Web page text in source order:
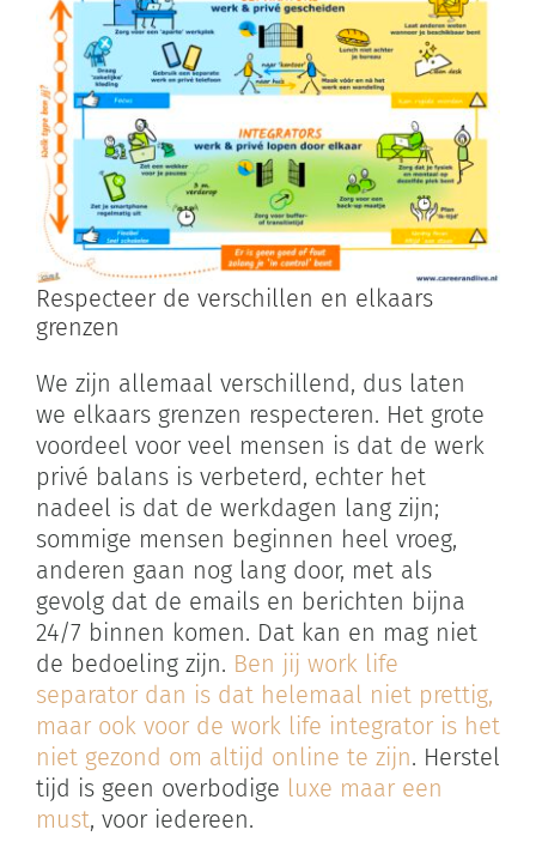
Respecteer de verschillen en elkaars
grenzen
We zijn allemaal verschillend, dus laten
we elkaars grenzen respecteren. Het grote
voordeel voor veel mensen is dat de werk
privé balans is verbeterd, echter het
nadeel is dat de werkdagen lang zijn;
sommige mensen beginnen heel vroeg,
anderen gaan nog lang door, met als
gevolg dat de emails en berichten bijna
24/7 binnen komen. Dat kan en mag niet
de bedoeling zijn. Ben jij work life
separator dan is dat helemaal niet prettig,
maar ook voor de work life integrator is het
niet gezond om altijd online te zijn. Herstel
tijd is geen overbodige luxe maar een
must, voor iedereen.